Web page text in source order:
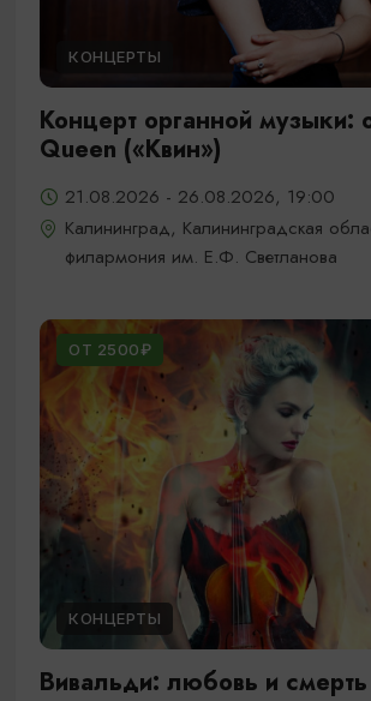
КОНЦЕРТЫ
Концерт органной музыки:
Queen («Квин»)
21.08.2026 - 26.08.2026, 19:00
Калининград, Калининградская
филармония им. Е.Ф. Светланова
ОТ 2500₽
КОНЦЕРТЫ
Вивальди: любовь и